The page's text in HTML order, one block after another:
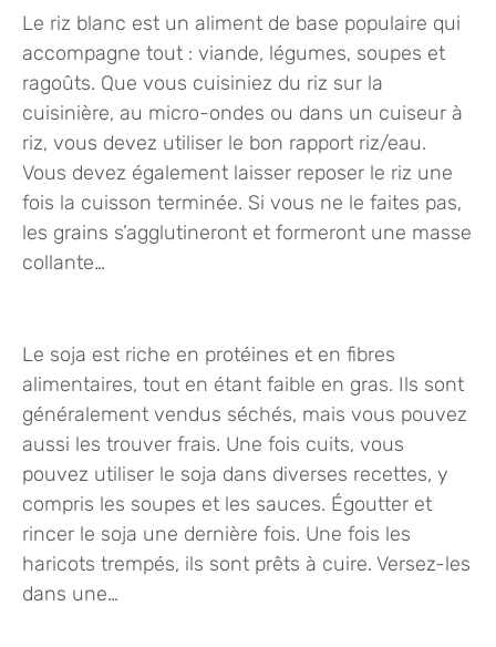
Le riz blanc est un aliment de base populaire qui
accompagne tout : viande, légumes, soupes et
ragoûts. Que vous cuisiniez du riz sur la
cuisinière, au micro-ondes ou dans un cuiseur à
riz, vous devez utiliser le bon rapport riz/eau.
Vous devez également laisser reposer le riz une
fois la cuisson terminée. Si vous ne le faites pas,
les grains s’agglutineront et formeront une masse
collante…
Le soja est riche en protéines et en fibres
alimentaires, tout en étant faible en gras. Ils sont
généralement vendus séchés, mais vous pouvez
aussi les trouver frais. Une fois cuits, vous
pouvez utiliser le soja dans diverses recettes, y
compris les soupes et les sauces. Égoutter et
rincer le soja une dernière fois. Une fois les
haricots trempés, ils sont prêts à cuire. Versez-les
dans une…